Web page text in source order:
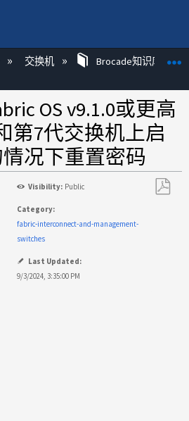
次交换机 Brocade知识库文章
OS v9.1.0或更高
第7代交换机上启
况下重置密码
Visibility: Public
Category:
fabric-interconnect-and-management-
switches
Last Updated:
9/3/2024, 3:35:00 PM